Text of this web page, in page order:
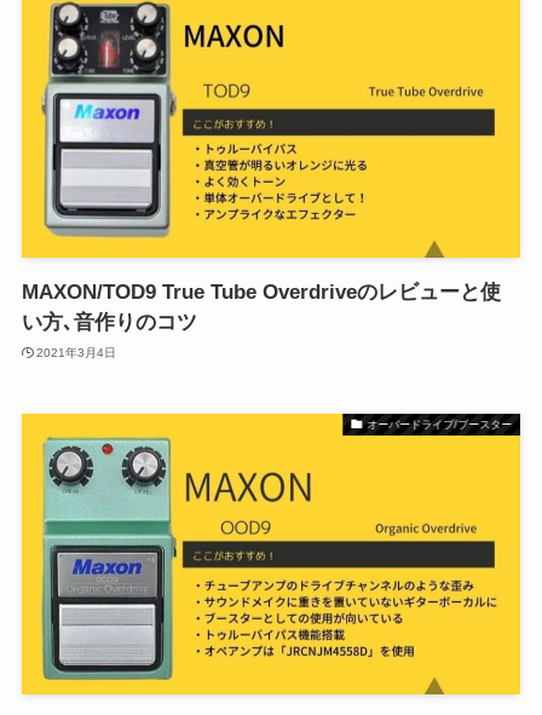
MAXON/TOD9 True Tube Overdriveのレビューと使
い方､音作りのコツ
2021年3月4日
オーバードライブ/ブースター